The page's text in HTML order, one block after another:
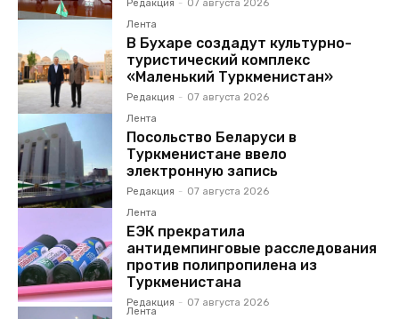
Редакция - 07 августа 2026
Лента
В Бухаре создадут культурно-
туристический комплекс
«Маленький Туркменистан»
Редакция - 07 августа 2026
Лента
Посольство Беларуси в
Туркменистане ввело
электронную запись
Редакция - 07 августа 2026
Лента
ЕЭК прекратила
антидемпинговые расследования
против полипропилена из
Туркменистана
Редакция - 07 августа 2026
Лента